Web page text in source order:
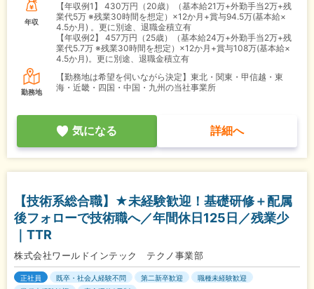
年収
【年収例1】
430万円（20歳）（基本給21万+外勤手当2万+残
業代5万 ※残業30時間を想定）×12か月+賞与94.5万(基本給×
4.5か月) 。更に別途、退職金積立有
【年収例2】
457万円（25歳）（基本給24万+外勤手当2万+残
業代5.7万 ※残業30時間を想定）×12か月+賞与108万(基本給×
4.5か月)。更に別途、退職金積立有
勤務地
【勤務地は希望を伺いながら決定】東北・関東・甲信越・東
海・近畿・四国・中国・九州の当社事業所
気になる 詳細へ
【技術系総合職】★未経験歓迎！基礎研修＋配属
後フォローで技術職へ／年間休日125日／残業少
｜TTR
株式会社ワールドインテック テクノ事業部
正社員 既卒・社会人経験不問 第二新卒歓迎
職種未経験歓迎